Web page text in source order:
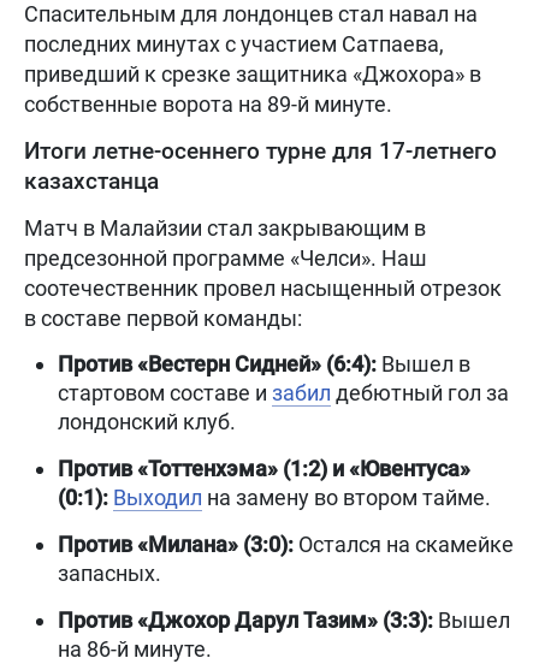
Спасительным для лондонцев стал навал на
последних минутах с участием Сатпаева,
приведший к срезке защитника «Джохора» в
собственные ворота на 89-й минуте.
Итоги летне-осеннего турне для 17-летнего
казахстанца
Матч в Малайзии стал закрывающим в
предсезонной программе «Челси». Наш
соотечественник провел насыщенный отрезок
в составе первой команды:
Против «Вестерн Сидней» (6:4): Вышел в
стартовом составе и забил дебютный гол за
лондонский клуб.
Против «Тоттенхэма» (1:2) и «Ювентуса»
(0:1): Выходил на замену во втором тайме.
Против «Милана» (3:0): Остался на скамейке
запасных.
Против «Джохор Дарул Тазим» (3:3): Вышел
на 86-й минуте.